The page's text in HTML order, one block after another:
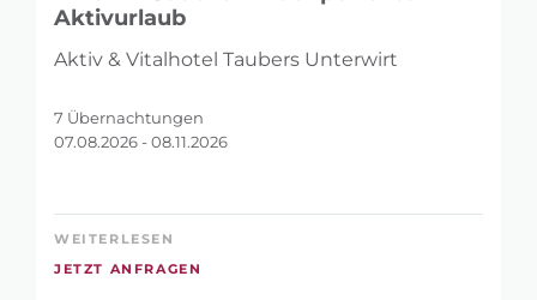
ZEITRAUM MÖCHTEST DU URLAUB
MACHEN?
Aktivurlaub
Aktiv & Vitalhotel Taubers Unterwirt
7 Übernachtungen
07.08.2026 - 08.11.2026
WEITERLESEN
JETZT ANFRAGEN